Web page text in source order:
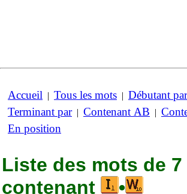
Accueil | Tous les mots | Débutant par
Terminant par| Contenant AB |
En position
Liste des mots de
contenant
•